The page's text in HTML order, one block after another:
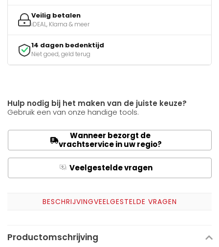
Veilig betalen
iDEAL, Klarna & meer
14 dagen bedenktijd
Niet goed, geld terug
Hulp nodig bij het maken van de juiste keuze?
Gebruik een van onze handige tools.
Wanneer bezorgt de
vrachtservice in uw regio?
Q Veelgestelde vragen
BESCHRIJVINGVEELGESTELDE VRAGEN
Productomschrijving